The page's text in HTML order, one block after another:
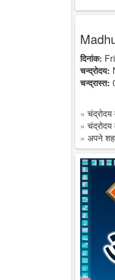
दिनांक:
चन्द्रोदय:
चन्द्रास्त:
»
»
» अपने